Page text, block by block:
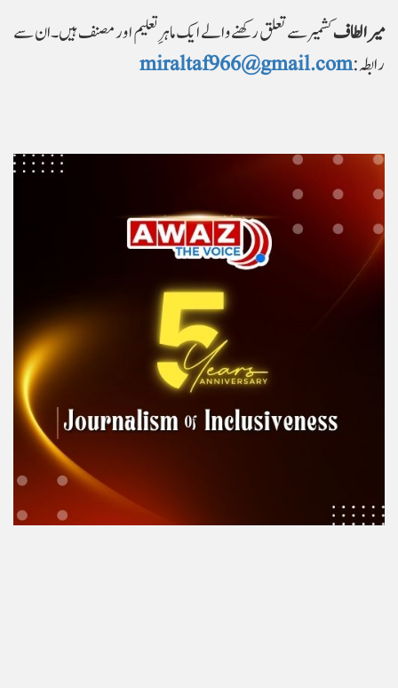
میر الطافکشمیر سے تعلق رکھنے والے ایک ماہرِ تعلیم اور مصنف ہیں۔ ان سے
رابطہ: miraltaf966@gmail.com